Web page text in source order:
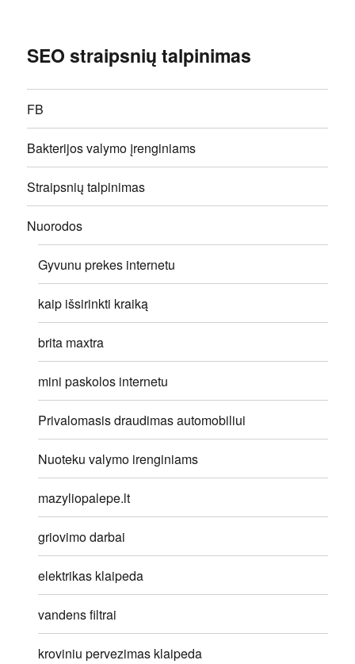
SEO straipsnių talpinimas
FB
Bakterijos valymo įrenginiams
Straipsnių talpinimas
Nuorodos
Gyvunu prekes internetu
kaip išsirinkti kraiką
brita maxtra
mini paskolos internetu
Privalomasis draudimas automobiliui
Nuoteku valymo irenginiams
mazyliopalepe.lt
griovimo darbai
elektrikas klaipeda
vandens filtrai
kroviniu pervezimas klaipeda